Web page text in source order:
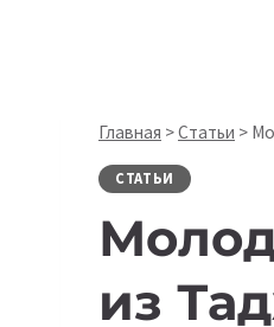
Главная >Статьи >
СТАТЬИ
из